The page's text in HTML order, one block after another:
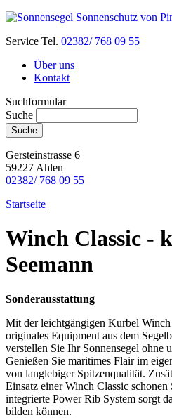
Service Tel. 02382/ 768 09 55
Über uns
Kontakt
Suchformular
Suche
Gersteinstrasse 6
59227 Ahlen
02382/ 768 09 55
Startseite
Winch Classic -
Seemann
Sonderausstattung
Mit der leichtgängigen Kurbel
originales Equipment aus dem
verstellen Sie Ihr Sonnensegel ohne
Genießen Sie maritimes Flair im
von langlebiger Spitzenqualität.
Einsatz einer Winch Classic schonen
integrierte Power Rib System sorgt
bilden können.